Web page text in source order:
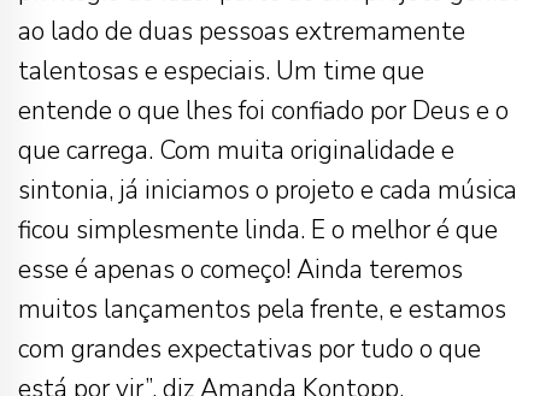
ao lado de duas pessoas extremamente
talentosas e especiais. Um time que
entende o que lhes foi confiado por Deus e o
que carrega. Com muita originalidade e
sintonia, já iniciamos o projeto e cada música
ficou simplesmente linda. E o melhor é que
esse é apenas o começo! Ainda teremos
muitos lançamentos pela frente, e estamos
com grandes expectativas por tudo o que
está por vir”, diz Amanda Kontopp.